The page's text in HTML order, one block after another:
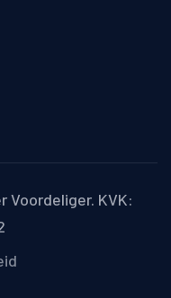
Voordeliger. KVK: